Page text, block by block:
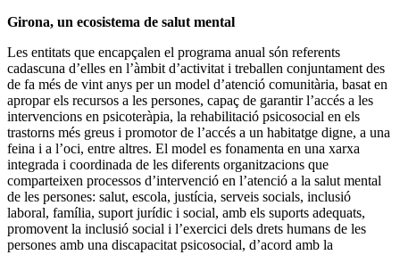
Girona, un ecosistema de salut mental
Les entitats que encapçalen el programa anual són referents
cadascuna d’elles en l’àmbit d’activitat i treballen conjuntament des
de fa més de vint anys per un model d’atenció comunitària, basat en
apropar els recursos a les persones, capaç de garantir l’accés a les
intervencions en psicoteràpia, la rehabilitació psicosocial en els
trastorns més greus i promotor de l’accés a un habitatge digne, a una
feina i a l’oci, entre altres. El model es fonamenta en una xarxa
integrada i coordinada de les diferents organitzacions que
comparteixen processos d’intervenció en l’atenció a la salut mental
de les persones: salut, escola, justícia, serveis socials, inclusió
laboral, família, suport jurídic i social, amb els suports adequats,
promovent la inclusió social i l’exercici dels drets humans de les
persones amb una discapacitat psicosocial, d’acord amb la